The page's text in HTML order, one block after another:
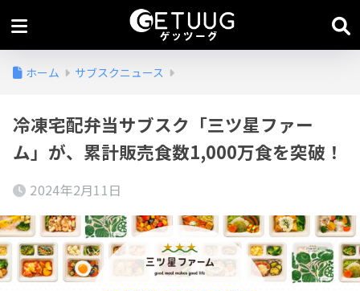
ホーム サブスクニュース
冷凍宅配弁当サブスク「三ツ星ファー
ム」が、累計販売食数1,000万食を突破！
2024年2月11日